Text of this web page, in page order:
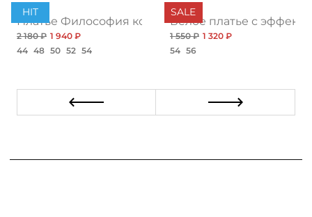
нью рэд
HIT
Платье Философия комфорта, нью
2 180 ₽ 1 940 ₽
44 48 50 52 54
SALE
Белое платье с
1 550 ₽ 1 320 ₽
54 56